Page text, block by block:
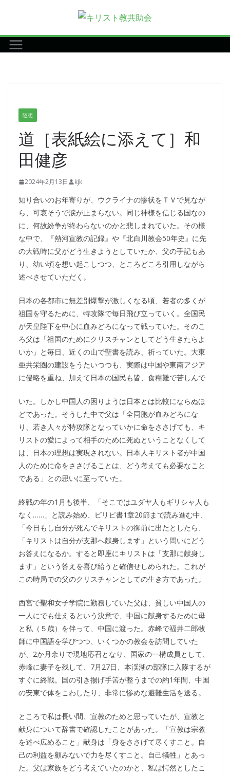
テ
ン
随想
道［表紙絵に添えて］和
田健彦
2024年2月13日 kjk
知り合いのお年寄りが、ウクライナの惨状をＴＶで見なが
ら、可哀そうで涙が止まらない。同じ神様を信じる国なの
に、何故紛争が終わらないのかと悲しまれていた。その様
な中で、『熱河宣教の記録』や『北白川教会50年史』に先
の大戦時に父がどう生きようとしていたか、父の手記もあ
り、幼い頃を想い起こしつつ、ところどころ引用しながら
述べさせていただく。
日本の各都市に無差別爆撃が激しくなる頃、若者の多くが
祖国を守るために、特攻隊で毎日飛び立っていく。全国民
が天皇陛下を中心に血みどろになって戦っていた。そのこ
ろ父は「祖国のためにクリスチャンとしてどう生きたらよ
いか」と毎日、近くの山で聖書を読み、祈っていた。大東
亜共栄圏の建設をうたいつつも、実際は中国や東南アジア
に侵略を重ね、加えて日本の国民も皆、食糧難で苦しんで
いた。しかし中国人の困りようは日本とは比較にならぬほ
どであった。そうした中で父は「全同胞が血みどろにな
り、若き人々が特攻隊となっていかに命をささげても、キ
リストの愛によって相手のために死ぬということなくして
は、日本の理想は実現されない。日本人キリスト者が中国
人のために命をささげることは、どう考えても必要なこと
である」との思いに至っていた。
終戦の年の1月も後半、「そこではユダヤ人もギリシャ人も
なく……」と読み始め、ピリピ書1章20節まで読み進む中、
「今日もし自分が死んでキリストの御前に出たとしたら、
「キリストは自分が支那へ献身します」という問いにどう
お答えになるか。すると即座にキリストは「支那に献身し
ます」という答えを喜び給うと確信せしめられた。これが
この時局での父のクリスチャンとしての生き方であった。
西宮で聖和女子学院に勤務していた父は、貧しい中国人の
一人にでも仕えるという決意で、中国に献身するために母
と私（５歳）を伴って、中国に渡った。赤峰で福井二郎牧
師に中国語を学びつつ、いくつかの教会を訪問していた
が、2か月余りで現地応召となり、国家の一構成員として、
赤峰に妻子を残して、7月27日、本渓湖の部隊に入隊するが
すぐに終戦。国の引き揚げ手筈が整うまでの約1年間、中国
の安東で体をこわしたり、非常に惨めな避難生活を送る。
ところで私は長い間、宣教のためと思っていたが、宣教と
献身について辞書で確認したことがあった。「宣教は宗教
を述べ広めること」献身は「身をささげて尽くすこと。自
己の利益を顧みないで力を尽くすこと。自己犠牲」とあっ
た。父は家族をどう考えていたのかと、私は愕然としたこ